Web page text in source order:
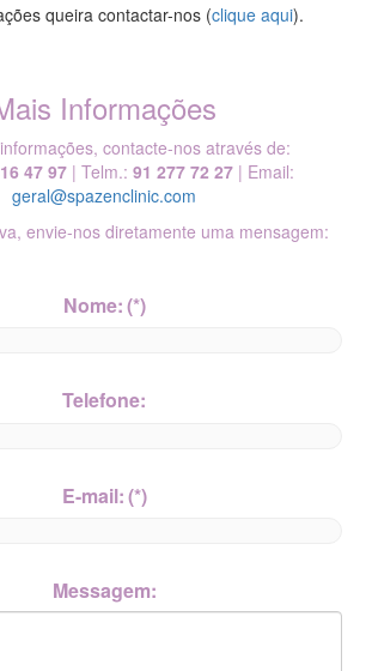
queira contactar-nos (clique aqui).
Informações
contacte-nos através de:
47 97| Telm.: 91 277 72 27| Email:
geral@spazenclinic.com
envie-nos diretamente uma mensagem:
Nome:(*)
Telefone:
E-mail:(*)
Messagem: